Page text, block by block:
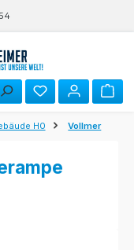
H0 Vollmer